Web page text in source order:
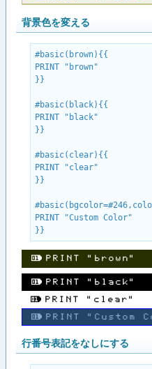
背景色を変える
#basic(brown){{
PRINT "brown"
}}
#basic(black){{
PRINT "black"
}}
#basic(clear){{
PRINT "clear"
}}
PRINT "Custom Color"
}}
ＰＲＩＮＴ ”ｂｒｏｗｎ”
ＰＲＩＮＴ ”ｂｌａｃｋ”
ＰＲＩＮＴ ”ｃｌｅａｒ”
ＰＲＩＮＴ ”Ｃｕｓｔｏｍ Ｃ
行番号表記をなしにする